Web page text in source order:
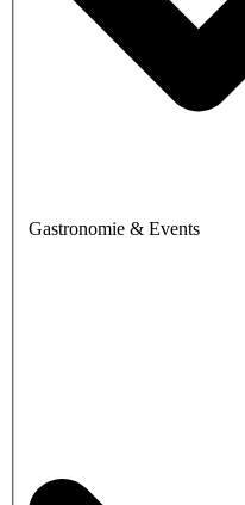
Gastronomie & Events